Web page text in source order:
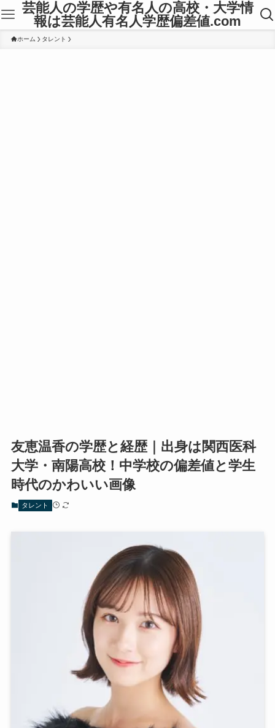
芸能人の学歴や有名人の高校・大学情
報は芸能人有名人学歴偏差値.com
ホーム タレント
友恵温香の学歴と経歴｜出身は関西医科
大学・南陽高校！中学校の偏差値と学生
時代のかわいい画像
タレント